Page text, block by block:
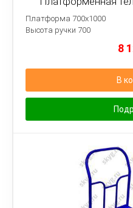
Платформа 700х1000
Высота ручки 700
8
В